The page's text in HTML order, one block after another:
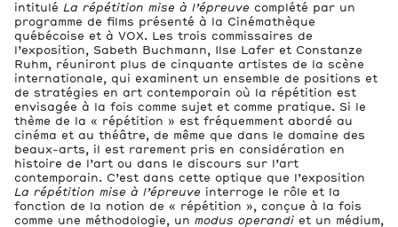
intitulé La répétition mise à l’épreuve complété par un
programme de films présenté à la Cinémathèque
québécoise et à VOX. Les trois commissaires de
l’exposition, Sabeth Buchmann, Ilse Lafer et Constanze
Ruhm, réuniront plus de cinquante artistes de la scène
internationale, qui examinent un ensemble de positions et
de stratégies en art contemporain où la répétition est
envisagée à la fois comme sujet et comme pratique. Si le
thème de la « répétition » est fréquemment abordé au
cinéma et au théâtre, de même que dans le domaine des
beaux-arts, il est rarement pris en considération en
histoire de l’art ou dans le discours sur l’art
contemporain. C’est dans cette optique que l’exposition
La répétition mise à l’épreuve interroge le rôle et la
fonction de la notion de « répétition », conçue à la fois
comme une méthodologie, un modus operandi et un médium,